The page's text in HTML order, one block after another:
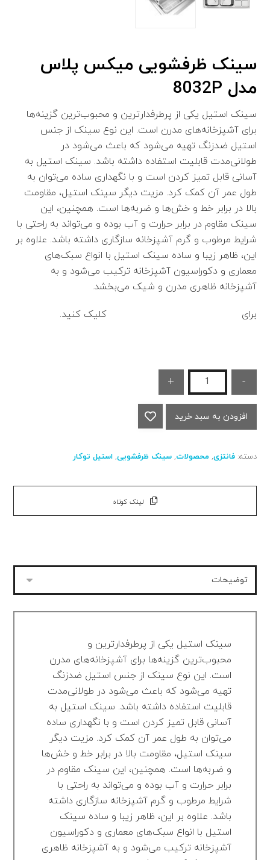
سینک ظرفشویی میکس پلاس
مدل 8032P
سینک استیل یکی از پرطرفدارترین و محبوب‌ترین گزینه‌ها
برای آشپزخانه‌های مدرن است. این نوع سینک از جنس
استیل ضدزنگ تهیه می‌شود که باعث می‌شود در
طولانی‌مدت قابلیت استفاده داشته باشد. سینک استیل به
آسانی قابل تمیز کردن است و با نگهداری ساده می‌توان به
طول عمر آن کمک کرد. مزیت دیگر سینک استیل، مقاومت
بالا در برابر خط و خش‌ها و ضربه‌ها است. همچنین، این
سینک مقاوم در برابر حرارت و آب بوده و می‌تواند به راحتی با
شرایط مرطوب و گرم آشپزخانه سازگاری داشته باشد. علاوه بر
این، ظاهر زیبا و ساده سینک استیل با انواع سبک‌های
معماری و دکوراسیون آشپزخانه ترکیب می‌شود و به
آشپزخانه ظاهری مدرن و شیک می‌بخشد.
برای کلیک کنید.
-
+
افزودن به سبد خرید
دسته:فانتزی,محصولات,سینک ظرفشویی,استیل توکار
لینک کوتاه
سینک استیل یکی از پرطرفدارترین و
محبوب‌ترین گزینه‌ها برای آشپزخانه‌های مدرن
است. این نوع سینک از جنس استیل ضدزنگ
تهیه می‌شود که باعث می‌شود در طولانی‌مدت
قابلیت استفاده داشته باشد. سینک استیل به
آسانی قابل تمیز کردن است و با نگهداری ساده
می‌توان به طول عمر آن کمک کرد. مزیت دیگر
سینک استیل، مقاومت بالا در برابر خط و خش‌ها
و ضربه‌ها است. همچنین، این سینک مقاوم در
برابر حرارت و آب بوده و می‌تواند به راحتی با
شرایط مرطوب و گرم آشپزخانه سازگاری داشته
باشد. علاوه بر این، ظاهر زیبا و ساده سینک
استیل با انواع سبک‌های معماری و دکوراسیون
آشپزخانه ترکیب می‌شود و به آشپزخانه ظاهری